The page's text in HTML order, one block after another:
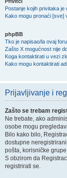
Postanje kojih privitaka je
Kako mogu pronaći [sve]
phpBB
Tko je napisao/la ovaj
Zašto X mogućnost nije
Koga kontaktirati u vezi
Kako mogu kontaktirati
Prijavljivanje i
Zašto se trebam
Ne trebate, ako
osobe mogu
Bilo kako bilo,
dostupne
pošta, korisničke
S obzirom da
registrirati se.